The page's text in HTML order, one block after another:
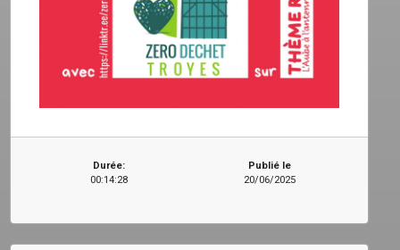
Durée:
00:14:28
Publié le
20/06/2025